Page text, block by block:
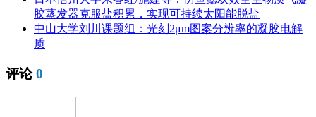
胶蒸发器克服盐积累，实现可持续太阳能脱盐
中山大学刘川课题组：光刻2μm图案分辨率的凝胶电解
质
评论0